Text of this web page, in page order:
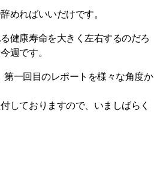
めればいいだけです。
健康寿命を大きく左右するのだろ
週です。
一回目のレポートを様々な角度か
しておりますので、いましばらく